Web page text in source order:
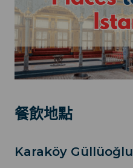
餐飲地點
Karaköy Güllüoğlu